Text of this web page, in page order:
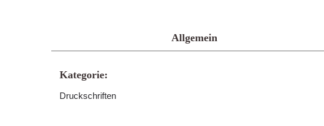
Allgemein
Kategorie:
Druckschriften